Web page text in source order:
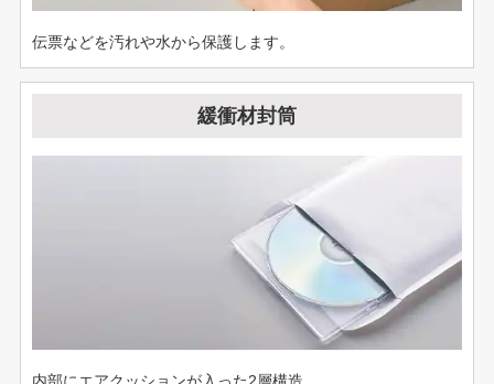
伝票などを汚れや水から保護します。
緩衝材封筒
内部にエアクッションが入った2層構造。